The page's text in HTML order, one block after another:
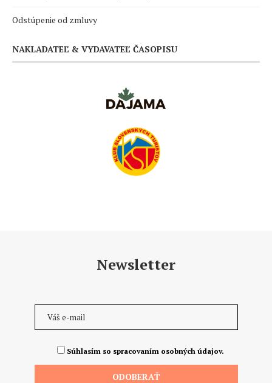
Odstúpenie od zmluvy
NAKLADATEĽ & VYDAVATEĽ ČASOPISU
Newsletter
Súhlasím so spracovaním osobných údajov.